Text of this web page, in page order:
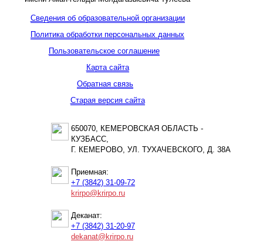
Сведения об образовательной организации
Политика обработки персональных данных
Пользовательское соглашение
Карта сайта
Обратная связь
Старая версия сайта
650070, КЕМЕРОВСКАЯ ОБЛАСТЬ -
КУЗБАСС,
Г. КЕМЕРОВО, УЛ. ТУХАЧЕВСКОГО, Д. 38А
Приемная:
+7 (3842) 31-09-72
krirpo@krirpo.ru
Деканат:
+7 (3842) 31-20-97
dekanat@krirpo.ru